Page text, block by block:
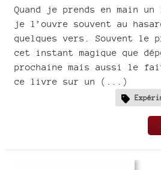
Quand je prends en main
je l’ouvre souvent au
quelques vers. Souvent le
cet instant magique que
prochaine mais aussi le
ce livre sur un (...)